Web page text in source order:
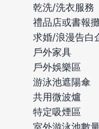
乾洗/洗衣服務
禮品店或書報
求婚/浪漫告白
戶外家具
戶外娛樂區
游泳池遮陽傘
共用微波爐
特定吸煙區
室外游泳池數